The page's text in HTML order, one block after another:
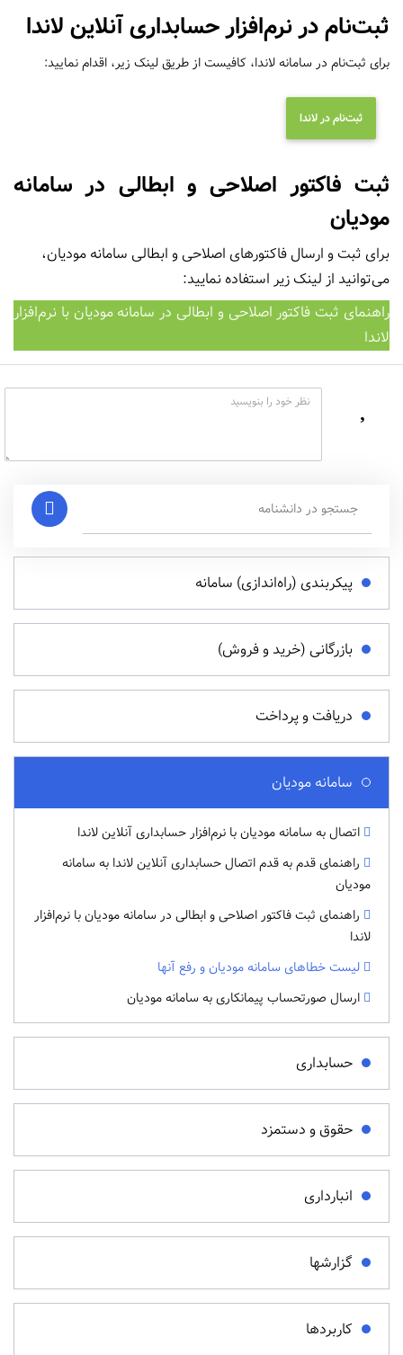
ثبت‌نام در نرم‌افزار حسابداری آنلاین لاندا
برای ثبت‌نام در سامانه لاندا، کافیست از طریق لینک زیر، اقدام نمایید:
ثبت‌نام در لاندا
ثبت فاکتور اصلاحی و ابطالی در سامانه
مودیان
برای ثبت و ارسال فاکتورهای اصلاحی و ابطالی سامانه مودیان،
می‌توانید از لینک زیر استفاده نمایید:
راهنمای ثبت فاکتور اصلاحی و ابطالی در سامانه مودیان با نرم‌افزار
لاندا
پیکربندی (راه‌اندازی) سامانه
بازرگانی (خرید و فروش)
دریافت و پرداخت
سامانه مودیان
اتصال به سامانه مودیان با نرم‌افزار حسابداری آنلاین لاندا
راهنمای قدم به قدم اتصال حسابداری آنلاین لاندا به سامانه
مودیان
راهنمای ثبت فاکتور اصلاحی و ابطالی در سامانه مودیان با نرم‌افزار
لاندا
لیست خطاهای سامانه مودیان و رفع آنها
ارسال صورتحساب پیمانکاری به سامانه مودیان
حسابداری
حقوق و دستمزد
انبارداری
گزارشها
کاربردها